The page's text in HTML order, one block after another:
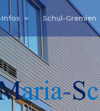
Infos Schul-Gremien